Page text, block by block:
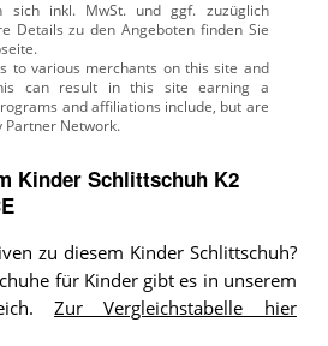
sich inkl. MwSt. und ggf. zuzüglich
Details zu den Angeboten finden Sie
Kinder Schlittschuh K2
zu diesem Kinder Schlittschuh?
für Kinder gibt es in unserem
Zur Vergleichstabelle hier